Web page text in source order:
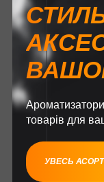
товарів для
УВЕСЬ